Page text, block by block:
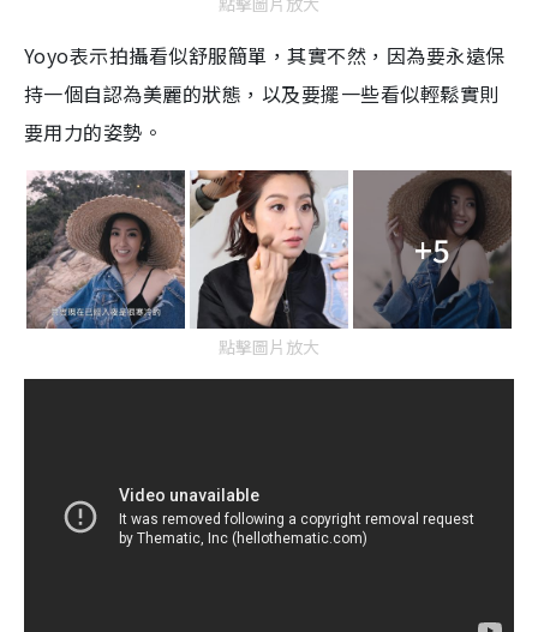
Yoyo表示拍攝看似舒服簡單，其實不然，因為要永遠保
持一個自認為美麗的狀態，以及要擺一些看似輕鬆實則
要用力的姿勢。
+5
點擊圖片放大